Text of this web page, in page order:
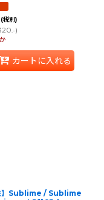
(税別)
.-)
カートに入れる
】Sublime / Sublime